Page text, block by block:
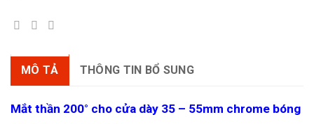
MÔ TẢ THÔNG TIN BỔ SUNG
Mắt thần 200° cho cửa dày 35 – 55mm chrome bóng